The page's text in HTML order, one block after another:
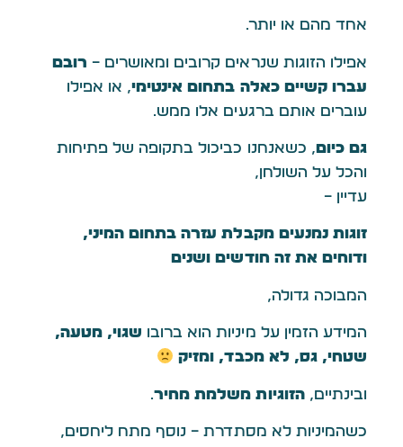
אחד מהם או יותר.
אפילו הזוגות שנראים קרובים ומאושרים – רובם
עברו קשיים כאלה בתחום אינטימי, או אפילו
עוברים אותם ברגעים אלו ממש.
גם כיום, כשאנחנו כביכול בתקופה של פתיחות
והכל על השולחן,
עדיין –
זוגות נמנעים מקבלת עזרה בתחום המיני,
ודוחים את זה חודשים ושנים
המבוכה גדולה,
המידע הזמין על מיניות הוא ברובו שגוי, מטעה,
שטחי, גס, לא מכבד, ומזיק
ובינתיים,הזוגיות משלמת מחיר.
כשהמיניות לא מסתדרת – נוסף מתח ליחסים,